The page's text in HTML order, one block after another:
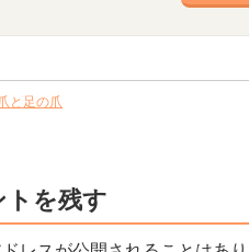
と足の爪
トを残す